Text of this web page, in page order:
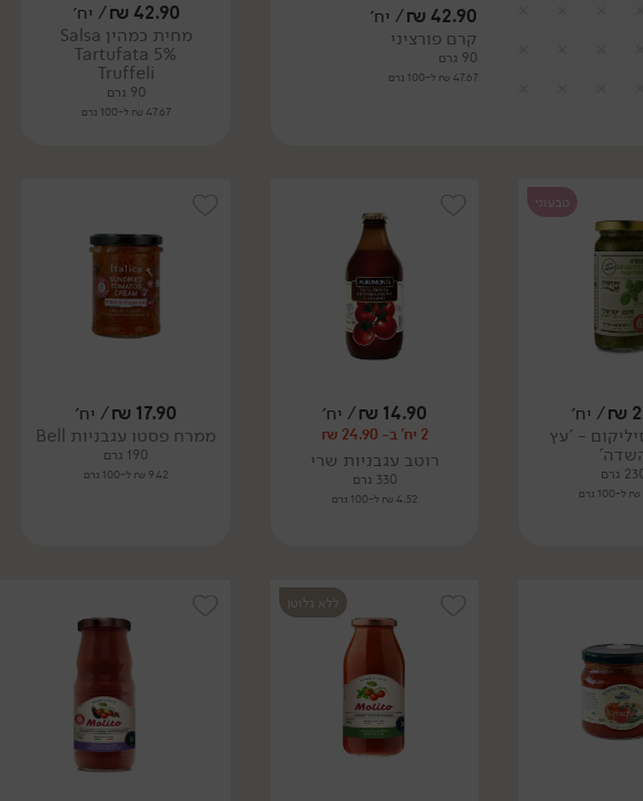
42.90
₪/ יח׳
קרם פורציני
90 גרם
47.67 ₪ ל-100 גרם
42.90
₪/ יח׳
מחית כמהין Salsa
Tartufata 5%
Truffeli
90 גרם
47.67 ₪ ל-100 גרם
טבעוני
₪/ יח׳
- 'עץ
גרם
14.90
₪/ יח׳
2 יח' ב- 24.90 ₪
רוטב עגבניות שרי
330 גרם
4.52 ₪ ל-100 גרם
17.90
₪/ יח׳
ממרח פסטו עגבניות Bell
190 גרם
9.42 ₪ ל-100 גרם
ללא גלוטן